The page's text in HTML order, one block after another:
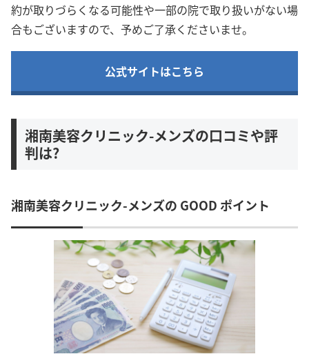
約が取りづらくなる可能性や一部の院で取り扱いがない場
合もございますので、予めご了承くださいませ。
公式サイトはこちら
湘南美容クリニック-メンズの口コミや評
判は?
湘南美容クリニック-メンズの GOOD ポイント